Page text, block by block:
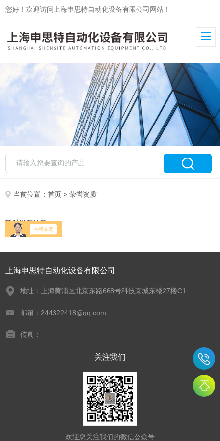
您好！欢迎访问上海申思特自动化设备有限公司网站！
当前位置：首页 > 荣誉资质
暂时没有信息
上海申思特自动化设备有限公司
地址：上海黄浦区北京东路668号科技京城东楼27楼C1
邮箱：244322418@qq.com
传真：
关注我们
欢迎您关注我们的微信公众号